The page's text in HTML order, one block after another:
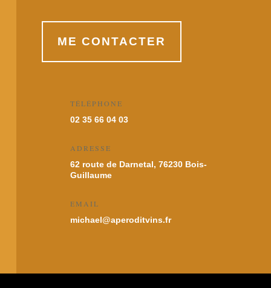
ME CONTACTER
TÉLÉPHONE
02 35 66 04 03
ADRESSE
62 route de Darnetal, 76230 Bois-
Guillaume
EMAIL
michael@aperoditvins.fr